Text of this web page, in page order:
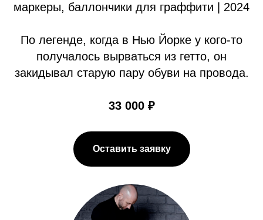
маркеры, баллончики для граффити | 2024
По легенде, когда в Нью Йорке у кого-то
получалось вырваться из гетто, он
закидывал старую пару обуви на провода.
33 000 ₽
Оставить заявку